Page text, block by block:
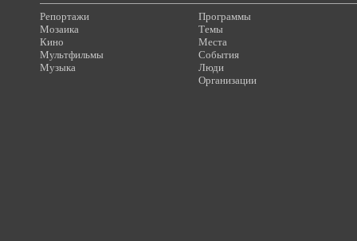
Репортажи
Мозаика
Кино
Мультфильмы
Музыка
Программы
Темы
Места
События
Люди
Организации